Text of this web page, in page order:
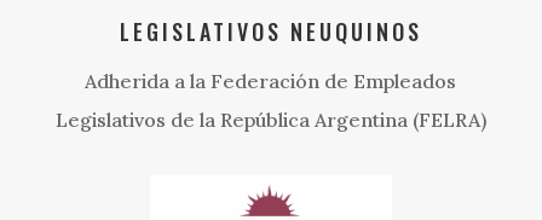
LEGISLATIVOS NEUQUINOS
Adherida a la Federación de Empleados
Legislativos de la República Argentina (FELRA)